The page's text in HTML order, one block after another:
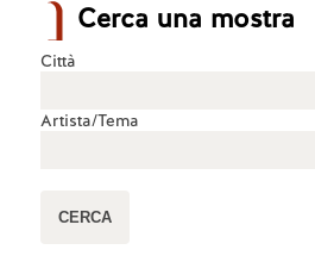
Cerca una mostra
Città
Artista/Tema